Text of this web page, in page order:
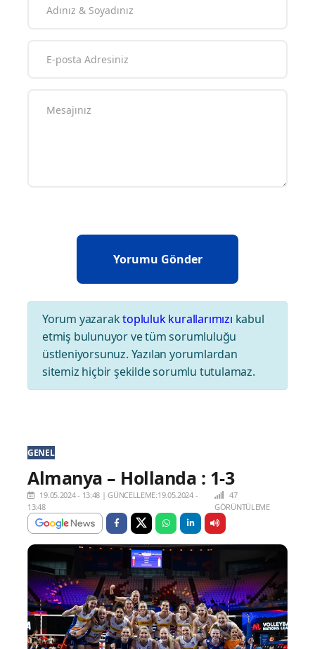
Yorum yazaraktopluluk kurallarımızı kabul
etmiş bulunuyor ve tüm sorumluluğu
üstleniyorsunuz. Yazılan yorumlardan
sitemiz hiçbir şekilde sorumlu tutulamaz.
GENEL
Almanya – Hollanda : 1-3
19.05.2024 - 13:48 |GÜNCELLEME:19.05.2024 -
13:48
47
GÖRÜNTÜLEME